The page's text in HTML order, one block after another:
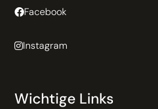
Facebook
Instagram
Wichtige Links